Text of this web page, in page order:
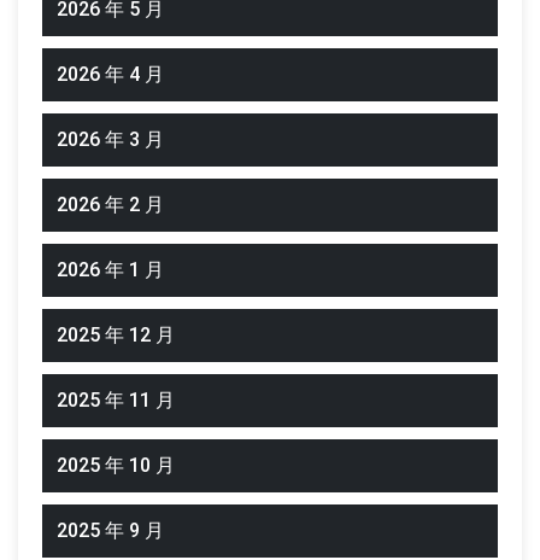
2026 年 5 月
2026 年 4 月
2026 年 3 月
2026 年 2 月
2026 年 1 月
2025 年 12 月
2025 年 11 月
2025 年 10 月
2025 年 9 月